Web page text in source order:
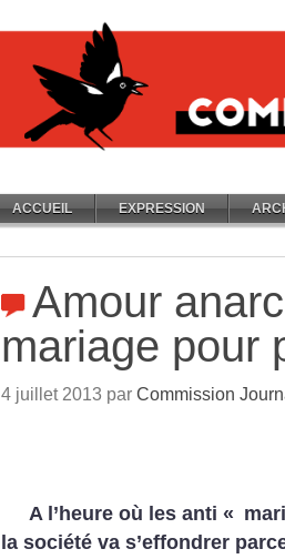
ACCUEIL EXPRESSION
Amour
mariage pour
4 juillet 2013 par Commission
A l’heure où les anti «
la société va s’effondrer